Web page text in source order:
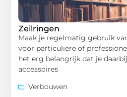
Zeilringen
Maak je regelmatig gebruik
voor particuliere of
het erg belangrijk dat je
accessoires
Verbouwen